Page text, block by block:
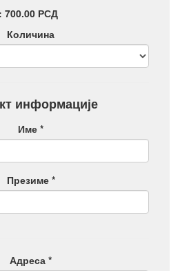
700.00 РСД
Количина
информације
Име *
Презиме *
Адреса *